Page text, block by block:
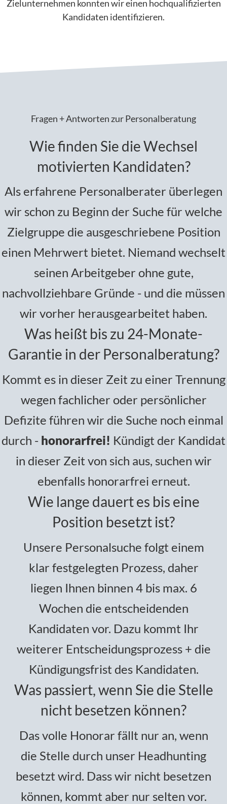
Zielunternehmen konnten wir einen hochqualifizierten
Kandidaten identifizieren.
Fragen + Antworten zur Personalberatung
Wie finden Sie die Wechsel
motivierten Kandidaten?
Als erfahrene Personalberater überlegen
wir schon zu Beginn der Suche für welche
Zielgruppe die ausgeschriebene Position
einen Mehrwert bietet. Niemand wechselt
seinen Arbeitgeber ohne gute,
nachvollziehbare Gründe - und die müssen
wir vorher herausgearbeitet haben.
Was heißt bis zu 24-Monate-
Garantie in der Personalberatung?
Kommt es in dieser Zeit zu einer Trennung
wegen fachlicher oder persönlicher
Defizite führen wir die Suche noch einmal
durch - honorarfrei! Kündigt der Kandidat
in dieser Zeit von sich aus, suchen wir
ebenfalls honorarfrei erneut.
Wie lange dauert es bis eine
Position besetzt ist?
Unsere Personalsuche folgt einem
klar festgelegten Prozess, daher
liegen Ihnen binnen 4 bis max. 6
Wochen die entscheidenden
Kandidaten vor. Dazu kommt Ihr
weiterer Entscheidungsprozess + die
Kündigungsfrist des Kandidaten.
Was passiert, wenn Sie die Stelle
nicht besetzen können?
Das volle Honorar fällt nur an, wenn
die Stelle durch unser Headhunting
besetzt wird. Dass wir nicht besetzen
können, kommt aber nur selten vor.